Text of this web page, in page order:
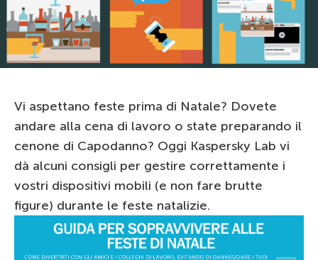
Vi aspettano feste prima di Natale? Dovete
andare alla cena di lavoro o state preparando il
cenone di Capodanno? Oggi Kaspersky Lab vi
dà alcuni consigli per gestire correttamente i
vostri dispositivi mobili (e non fare brutte
figure) durante le feste natalizie.